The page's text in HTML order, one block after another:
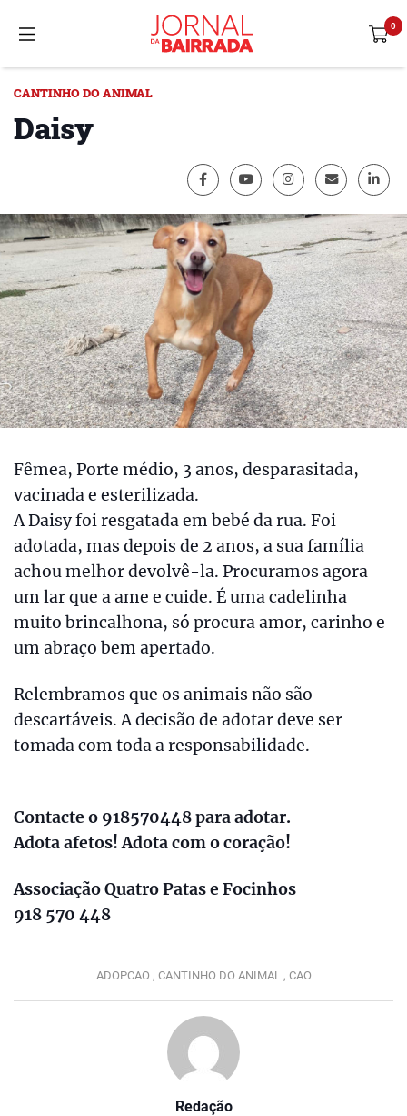
Redação
CANTINHO DO ANIMAL
Daisy
Fêmea, Porte médio, 3 anos, desparasitada,
vacinada e esterilizada.
A Daisy foi resgatada em bebé da rua. Foi
adotada, mas depois de 2 anos, a sua família
achou melhor devolvê-la. Procuramos agora
um lar que a ame e cuide. É uma cadelinha
muito brincalhona, só procura amor, carinho e
um abraço bem apertado.
Relembramos que os animais não são
descartáveis. A decisão de adotar deve ser
tomada com toda a responsabilidade.
Contacte o 918570448 para adotar.
Adota afetos! Adota com o coração!
Associação Quatro Patas e Focinhos
918 570 448
ADOPCAO , CANTINHO DO ANIMAL , CAO